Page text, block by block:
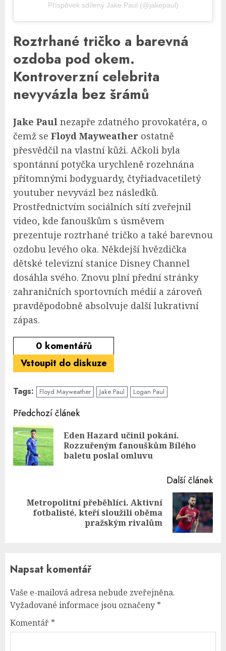
Příspěvek sdílený Jake Paul (@jakepaul)
Roztrhané tričko a barevná
ozdoba pod okem.
Kontroverzní celebrita
nevyvázla bez šrámů
Jake Paul nezapře zdatného provokatéra, o
čemž se Floyd Mayweather ostatně
přesvědčil na vlastní kůži. Ačkoli byla
spontánní potyčka urychleně rozehnána
přítomnými bodyguardy, čtyřiadvacetiletý
youtuber nevyvázl bez následků.
Prostřednictvím sociálních sítí zveřejnil
video, kde fanouškům s úsměvem
prezentuje roztrhané tričko a také barevnou
ozdobu levého oka. Někdejší hvězdička
dětské televizní stanice Disney Channel
dosáhla svého. Znovu plní přední stránky
zahraničních sportovních médií a zároveň
pravděpodobně absolvuje další lukrativní
zápas.
0 komentářů
Vstoupit do diskuze
Tags: Floyd Mayweather Jake Paul Logan Paul
Continue
Reading
Předchozí článek
Eden Hazard učinil pokání.
Rozzuřeným fanouškům Bílého
baletu poslal omluvu
Další článek
Next
Metropolitní přeběhlíci. Aktivní
fotbalisté, kteří sloužili oběma
pražským rivalům
Napsat komentář
Vaše e-mailová adresa nebude zveřejněna.
Vyžadované informace jsou označeny *
Komentář *